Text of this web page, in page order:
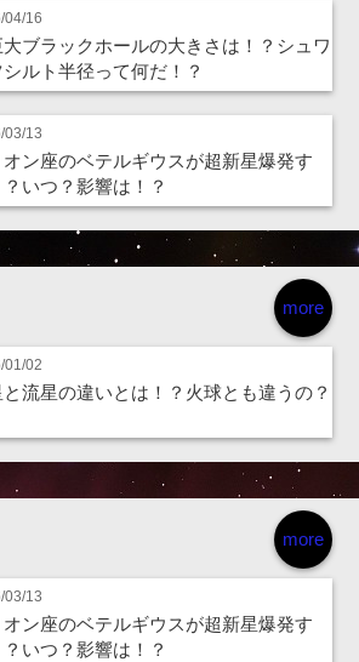
04/16
大ブラックホールの大きさは！？シュワ
シルト半径って何だ！？
03/13
オン座のベテルギウスが超新星爆発す
？いつ？影響は！？
more
01/02
流星の違いとは！？火球とも違うの？
more
03/13
オン座のベテルギウスが超新星爆発す
？いつ？影響は！？